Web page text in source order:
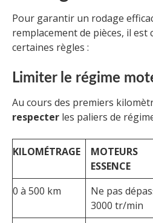
Pour garantir un rodage
remplacement de pièces, il est
certaines règles :
Limiter le régime
Au cours des premiers
respecter les paliers de
KILOMÉTRAGE
MOTEURS
ESSENCE
0 à 500 km
Ne pas
3000 tr/min